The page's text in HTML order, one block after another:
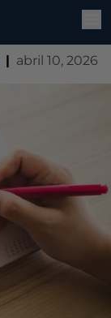
| abril 10, 2026